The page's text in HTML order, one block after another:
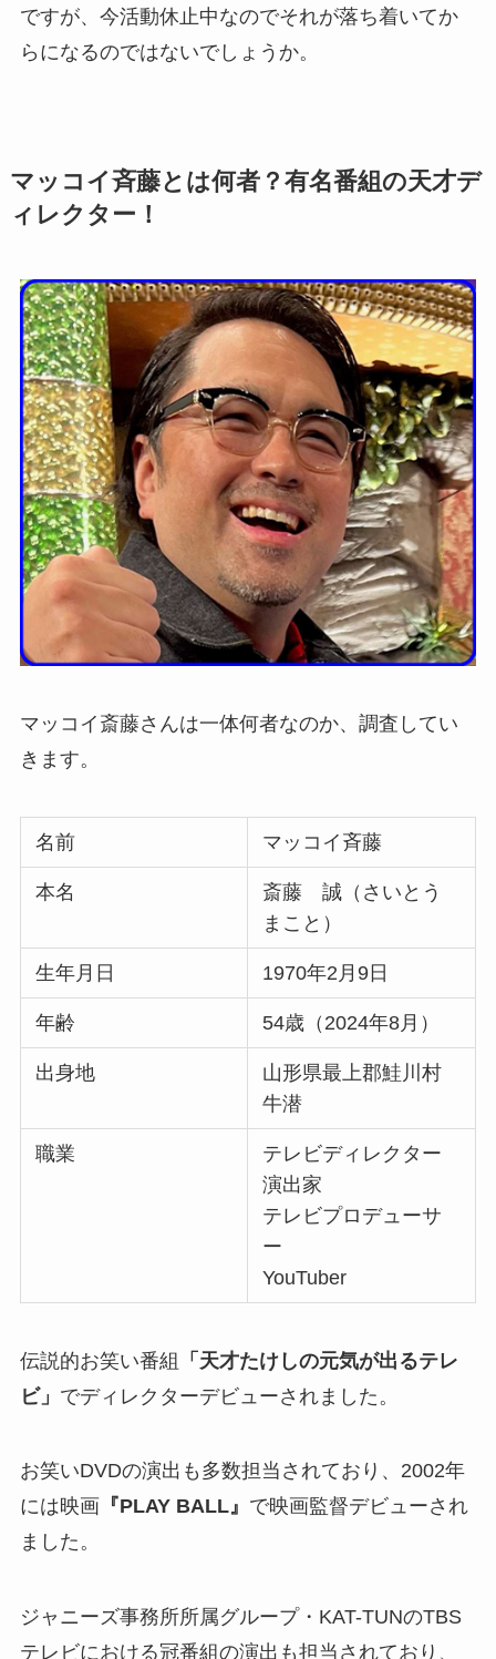
ですが、今活動休止中なのでそれが落ち着いてか
らになるのではないでしょうか。
マッコイ斉藤とは何者？有名番組の天才デ
ィレクター！
マッコイ斎藤さんは一体何者なのか、調査してい
きます。
名前 マッコイ斉藤
本名
斎藤 誠（さいとう
まこと）
生年月日 1970年2月9日
年齢 54歳（2024年8月）
出身地
山形県最上郡鮭川村
牛潜
職業
テレビディレクター
演出家
テレビプロデューサ
ー
YouTuber
伝説的お笑い番組 「天才たけしの元気が出るテレ
ビ」 でディレクターデビューされました。
お笑いDVDの演出も多数担当されており、2002年
には映画 『PLAY BALL』 で映画監督デビューされ
ました。
ジャニーズ事務所所属グループ・KAT-TUNのTBS
テレビにおける冠番組の演出も担当されており、